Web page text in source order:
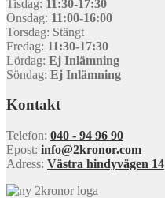
Tisdag: 11:30-17:30
Onsdag: 11:00-16:00
Torsdag: Stängt
Fredag: 11:30-17:30
Lördag: Ej Inlämning
Söndag: Ej Inlämning
Kontakt
Telefon: 040 - 94 96 90
Epost: info@2kronor.com
Adress: Västra hindyvägen 14